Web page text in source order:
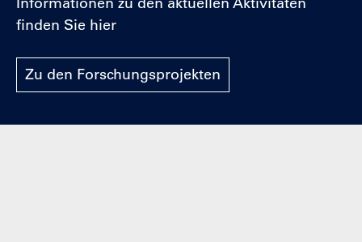
finden Sie hier
Zu den Forschungsprojekten